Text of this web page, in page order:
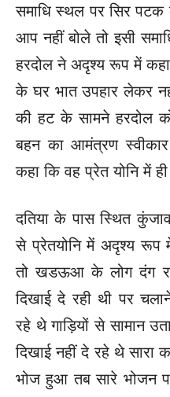
समाधि स्थल पर सिर
आप नहीं बोले तो इसी
हरदोल ने अदृश्य रूप में
के घर भात उपहार लेकर
की हट के सामने हरदोल
बहन का आमंत्रण
कहा कि वह प्रेत योनि में
दतिया के पास स्थित
से प्रेतयोनि में अदृश्य रूप
तो खडऊआ के लोग दंग रह
दिखाई दे रही थी पर
रहे थे गाड़ियों से सामान
दिखाई नहीं दे रहे थे सारा
भोज हुआ तब सारे भोजन